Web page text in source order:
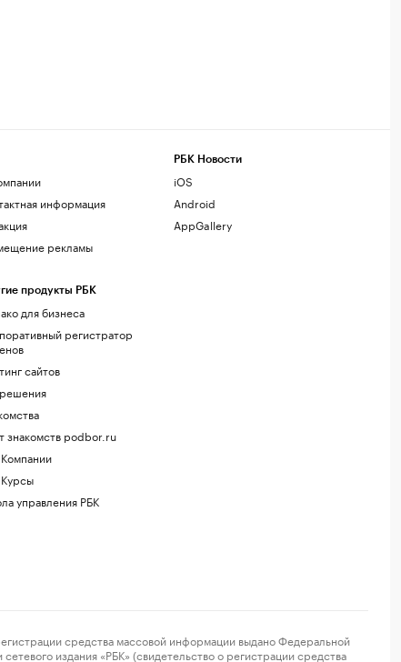
информация
рекламы
продукты РБК
для бизнеса
регистратор
сайтов
знакомств podbor.ru
управления РБК
РБК Новости
iOS
Android
AppGallery
средства массовой информации выдано Федеральной
издания «РБК» (свидетельство о регистрации средства